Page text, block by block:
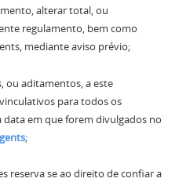
alterar total, ou
regulamento, bem como
mediante aviso prévio;
ou aditamentos, a este
para todos os
em que forem divulgados no
;
reserva se ao direito de confiar a